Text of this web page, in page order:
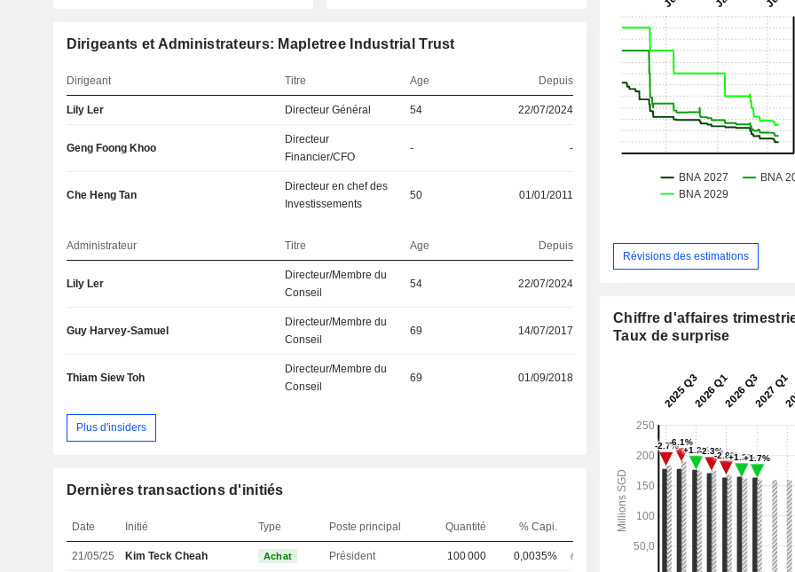
Dirigeants et Administrateurs: Mapletree Industrial Trust
Dirigeant Titre Age Depuis
Lily Ler Directeur Général 54 22/07/2024
Geng Foong Khoo
Directeur
Financier/CFO
- -
Che Heng Tan
Directeur en chef des
Investissements
50 01/01/2011
Administrateur Titre Age Depuis
Lily Ler
Directeur/Membre du
Conseil
54 22/07/2024
Guy Harvey-Samuel
Directeur/Membre du
Conseil
69 14/07/2017
Thiam Siew Toh
Directeur/Membre du
Conseil
69 01/09/2018
Plus d'insiders
Dernières transactions d'initiés
Date Initié Type Poste principal Quantité % Capi.
21/05/25 Kim Teck Cheah Achat Président 100 000 0,0035%
Révisions des estimations
Chiffre d'affaires
Taux de surprise